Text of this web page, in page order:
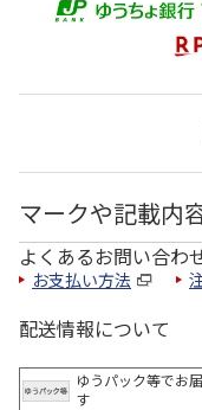
マークや記載内
よくあるお問い合わ
お支払い方法
配送情報について
ゆうパック等でお
す